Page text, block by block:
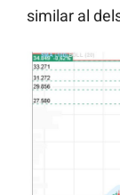
similar al